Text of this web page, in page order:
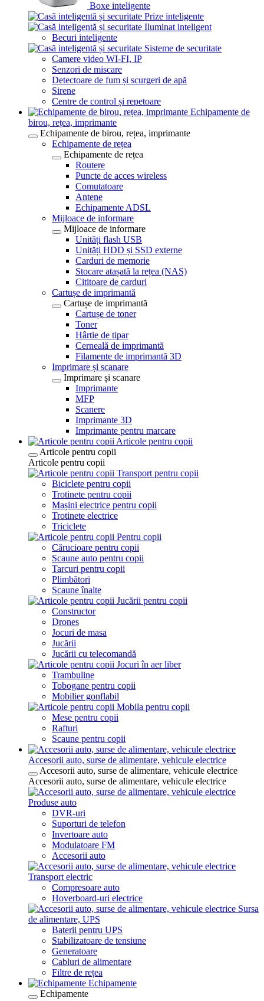
Boxe inteligente
Prize inteligente
Iluminat inteligent
Becuri inteligente
Sisteme de securitate
Camere video WI-FI, IP
Senzori de miscare
Detectoare de fum și scurgeri de apă
Sirene
Centre de control și repetoare
Echipamente de
birou, rețea, imprimante
Echipamente de birou, rețea, imprimante
Echipamente de rețea
Echipamente de rețea
Routere
Puncte de acces wireless
Comutatoare
Antene
Echipamente ADSL
Mijloace de informare
Mijloace de informare
Unități flash USB
Unități HDD și SSD externe
Carduri de memorie
Stocare atașată la rețea (NAS)
Cititoare de carduri
Cartușe de imprimantă
Cartușe de imprimantă
Cartușe de toner
Toner
Hârtie de tipar
Cerneală de imprimantă
Filamente de imprimantă 3D
Imprimare și scanare
Imprimare și scanare
Imprimante
MFP
Scanere
Imprimante 3D
Imprimante pentru marcare
Articole pentru copii
Articole pentru copii
Articole pentru copii
Transport pentru copii
Biciclete pentru copii
Trotinete pentru copii
Mașini electrice pentru copii
Trotinete electrice
Triciclete
Pentru copii
Cărucioare pentru copii
Scaune auto pentru copii
Tarcuri pentru copii
Plimbători
Scaune înalte
Jucării pentru copii
Constructor
Drones
Jocuri de masa
Jucării
Jucării cu telecomandă
Jocuri în aer liber
Trambuline
Tobogane pentru copii
Mobilier gonflabil
Mobila pentru copii
Mese pentru copii
Rafturi
Scaune pentru copii
Accesorii auto, surse de alimentare, vehicule electrice
Accesorii auto, surse de alimentare, vehicule electrice
Accesorii auto, surse de alimentare, vehicule electrice
Produse auto
DVR-uri
Suporturi de telefon
Invertoare auto
Modulatoare FM
Accesorii auto
Transport electric
Compresoare auto
Hoverboard-uri electrice
Sursa
de alimentare, UPS
Baterii pentru UPS
Stabilizatoare de tensiune
Generatoare
Cabluri de alimentare
Filtre de rețea
Echipamente
Echipamente